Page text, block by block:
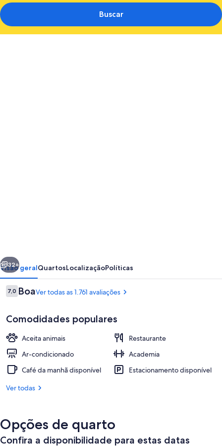
Buscar
Vista do quarto
Próximo
32+
Visão geralQuartosLocalizaçãoPolíticas
Avaliações
7,07,0 de 10
BoaVer todas as 1.761 avaliações
Comodidades populares
Aceita animais
Restaurante
Ar-condicionado
Academia
Café da manhã disponível
Estacionamento disponível
Ver todas
Opções de quarto
Confira a disponibilidade para estas datas